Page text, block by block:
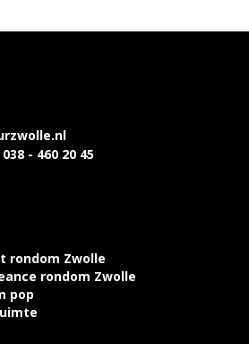
038 - 460 20 45
rondom Zwolle
rondom Zwolle
pop